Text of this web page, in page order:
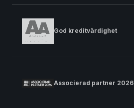
God kreditvärdighet
Associerad partner 2026